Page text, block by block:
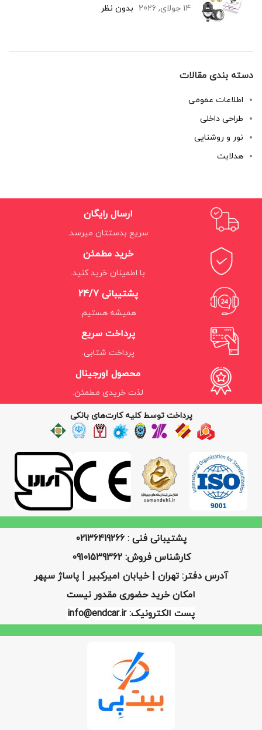
14 جولای, 2026
بدون نظر
دسته بندی مقالات
اطلاعات عمومی
طراحی داخلی
نور و روشنایی
هدلایت
ارسال رایگان
سریع بدستتان میرسد.
خرید مطمئن
با اطمینان خرید کنید.
پشتیبانی 24/7
همیشه هستیم.
پرداخت سریع
پرداخت شتابی.
محصول اورجینال
لذت خریدی مطمئن.
پرداخت توسط کلیه کارت‌های بانکی
پشتیبانی فنی : 02136419266
کارشناس فروش: 09101539362
آدرس دفتر: تهران | خیابان امیرکبیر | پاساژ سپهر
امکان خرید حضوری مقدور نیست
پست الکترونیک: info@endcar.ir